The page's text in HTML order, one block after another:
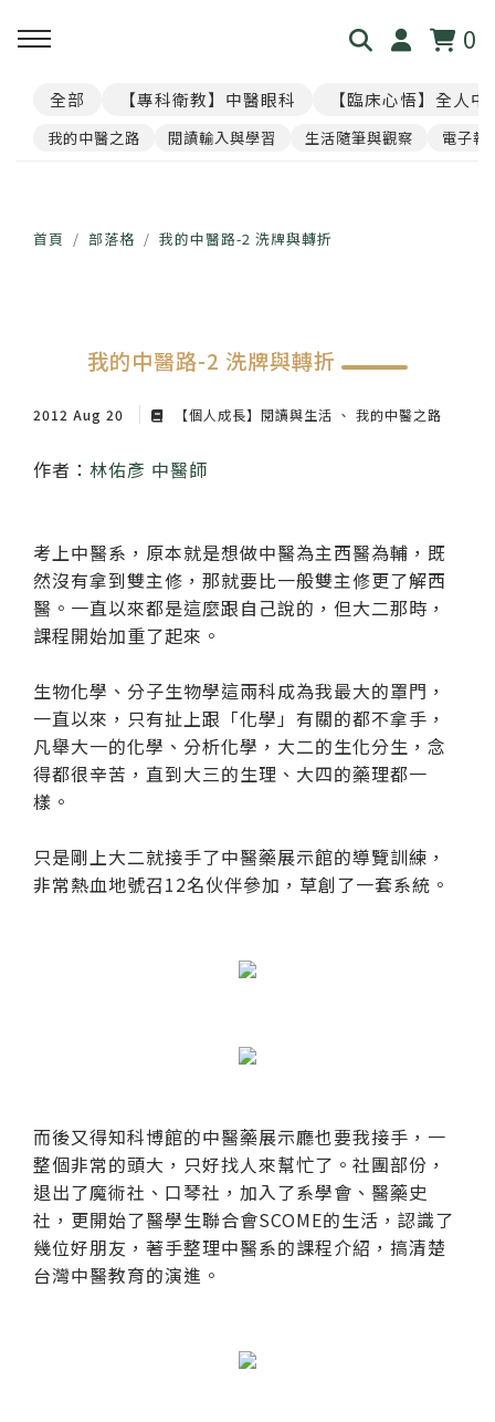
0
回主選單
我是林佑彥
足跡與聲音
回主選單
👁️ 共感・視覺模擬館
📊 天地人．養生儀表板
回主選單
🧘 光流導引．雲端禪房
🎴 指引・身心籤詩
回主選單
看見現象．衛教文章
💊 透視用藥．中西藥典
聆聽共鳴．講座紀實
回主選單
尋找祥峻
全部 【專科衛教】中醫眼科 【臨床心悟】全人中
我的中醫之路 閱讀輸入與學習 生活隨筆與觀察 電子報
首頁 部落格 我的中醫路-2 洗牌與轉折
我的中醫路-2 洗牌與轉折
2012 Aug 20 【個人成長】閱讀與生活 我的中醫之路
作者： 林佑彥 中醫師
考上中醫系，原本就是想做中醫為主西醫為輔，既
然沒有拿到雙主修，那就要比一般雙主修更了解西
醫。一直以來都是這麼跟自己說的，但大二那時，
課程開始加重了起來。
生物化學、分子生物學這兩科成為我最大的罩門，
一直以來，只有扯上跟「化學」有關的都不拿手，
凡舉大一的化學、分析化學，大二的生化分生，念
得都很辛苦，直到大三的生理、大四的藥理都一
樣。
只是剛上大二就接手了中醫藥展示館的導覽訓練，
非常熱血地號召12名伙伴參加，草創了一套系統。
而後又得知科博館的中醫藥展示廳也要我接手，一
整個非常的頭大，只好找人來幫忙了。社團部份，
退出了魔術社、口琴社，加入了系學會、醫藥史
社，更開始了醫學生聯合會SCOME的生活，認識了
幾位好朋友，著手整理中醫系的課程介紹，搞清楚
台灣中醫教育的演進。